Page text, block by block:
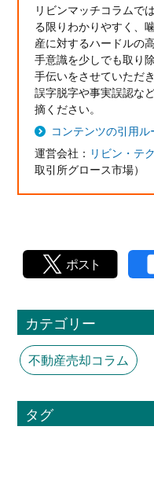
リビンマッチコラムで
る限りわかりやすく、
産に対するハードルの
手意識を少しでも取り
手伝いをさせていただき
誤字脱字や事実誤認な
摘ください。
コンテンツの引用ル
運営会社： リビン・テ
取引所グロース市場）
カテゴリー
不動産売却コラム
タグ